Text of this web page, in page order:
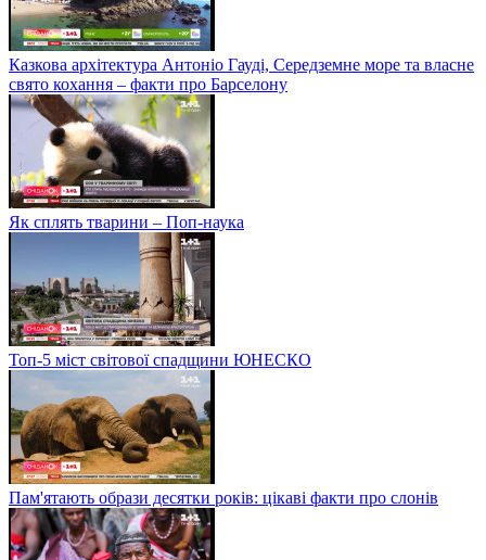
Казкова архітектура Антоніо Гауді, Середземне море та власне
свято кохання – факти про Барселону
Як сплять тварини – Поп-наука
Топ-5 міст світової спадщини ЮНЕСКО
Пам'ятають образи десятки років: цікаві факти про слонів